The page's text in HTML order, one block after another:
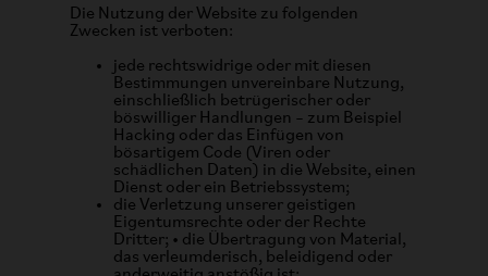
Die Nutzung der Website zu folgenden
Zwecken ist verboten:
jede rechtswidrige oder mit diesen
Bestimmungen unvereinbare Nutzung,
einschließlich betrügerischer oder
böswilliger Handlungen – zum Beispiel
Hacking oder das Einfügen von
bösartigem Code (Viren oder
schädlichen Daten) in die Website, einen
Dienst oder ein Betriebssystem;
die Verletzung unserer geistigen
Eigentumsrechte oder der Rechte
Dritter; • die Übertragung von Material,
das verleumderisch, beleidigend oder